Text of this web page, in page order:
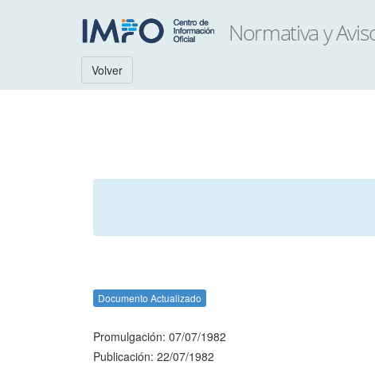
Volver
Documento Actualizado
Promulgación: 07/07/1982
Publicación: 22/07/1982